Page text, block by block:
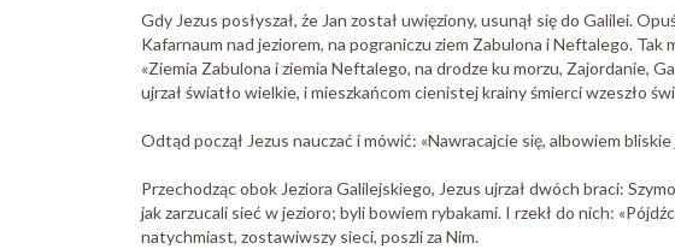
Gdy Jezus posłyszał, że Jan został uwięziony, usunął się do Galilei.
Kafarnaum nad jeziorem, na pograniczu ziem Zabulona i Neftalego. Tak
«Ziemia Zabulona i ziemia Neftalego, na drodze ku morzu, Zajordanie,
ujrzał światło wielkie, i mieszkańcom cienistej krainy śmierci wzeszło
Odtąd począł Jezus nauczać i mówić: «Nawracajcie się, albowiem
Przechodząc obok Jeziora Galilejskiego, Jezus ujrzał dwóch braci:
jak zarzucali sieć w jezioro; byli bowiem rybakami. I rzekł do nich:
natychmiast, zostawiwszy sieci, poszli za Nim.